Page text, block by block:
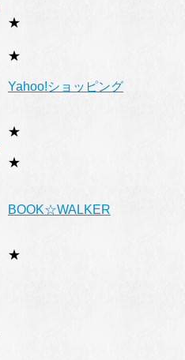
★
★
Yahoo!ショッピング
★
★
BOOK☆WALKER
★